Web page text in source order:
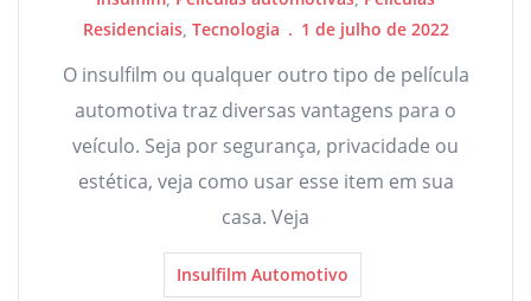
Residenciais, Tecnologia 1 de julho de 2022
O insulfilm ou qualquer outro tipo de película
automotiva traz diversas vantagens para o
veículo. Seja por segurança, privacidade ou
estética, veja como usar esse item em sua
casa. Veja
Insulfilm Automotivo